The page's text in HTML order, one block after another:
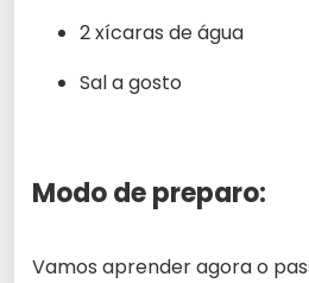
2 xícaras de água
Sal a gosto
Modo de preparo:
Vamos aprender agora o